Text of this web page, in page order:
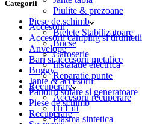
Piulite & prezoane
Piese de schimb
Bielete Stabilizatoare
Bucse
Caroserie
Instalatie electrica
Reparatie punte
Recuperare
Accesorii recuperare
Hi Lift
Plasma sintetica
Categorii
Accesorii
Accesorii camping si drumetii
Anvelope
Bari si accesorii metalice
Buggy
Jante & accesorii
Panouri solare si generatoare
Piese de schimb
Recuperare